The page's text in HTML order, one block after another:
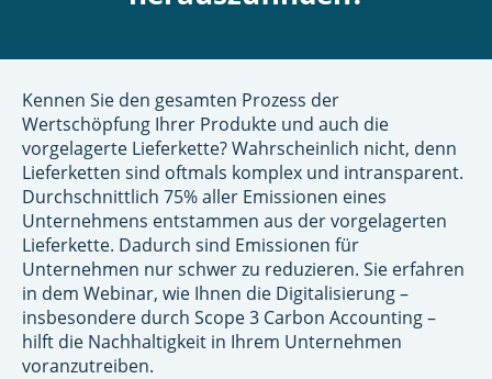
Kennen Sie den gesamten Prozess der
Wertschöpfung Ihrer Produkte und auch die
vorgelagerte Lieferkette? Wahrscheinlich nicht, denn
Lieferketten sind oftmals komplex und intransparent.
Durchschnittlich 75% aller Emissionen eines
Unternehmens entstammen aus der vorgelagerten
Lieferkette. Dadurch sind Emissionen für
Unternehmen nur schwer zu reduzieren. Sie erfahren
in dem Webinar, wie Ihnen die Digitalisierung –
insbesondere durch Scope 3 Carbon Accounting –
hilft die Nachhaltigkeit in Ihrem Unternehmen
voranzutreiben.